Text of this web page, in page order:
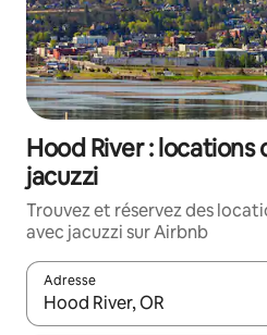
Hood River : locations
jacuzzi
Trouvez et réservez des
avec jacuzzi sur Airbnb
Adresse
Lorsque les résultats